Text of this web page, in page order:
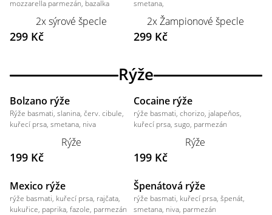
mozzarella parmezán, bazalka
2x sýrové špecle
299 Kč
smetana,
2x Žampionové špecle
299 Kč
Rýže
Bolzano rýže
Rýže basmati, slanina, červ. cibule,
kuřecí prsa, smetana, niva
Rýže
199 Kč
Cocaine rýže
rýže basmati, chorizo, jalapeňos,
kuřecí prsa, sugo, parmezán
Rýže
199 Kč
Mexico rýže
rýže basmati, kuřecí prsa, rajčata,
kukuřice, paprika, fazole, parmezán
Špenátová rýže
rýže basmati, kuřecí prsa, špenát,
smetana, niva, parmezán